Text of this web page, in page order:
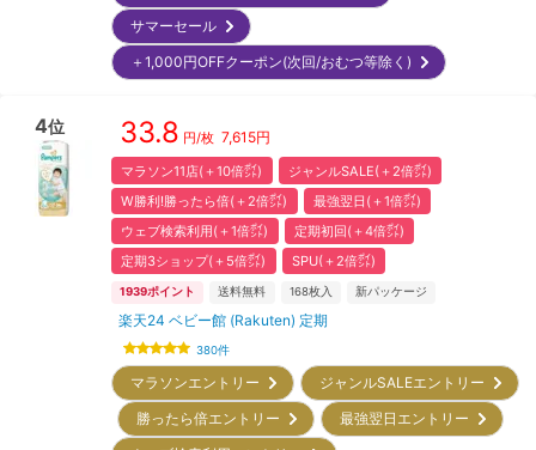
サマーセール
＋1,000円OFFクーポン(次回/おむつ等除く)
4位 33.8 円/枚 7,615円
マラソン11店(＋10倍㌽)
ジャンルSALE(＋2倍㌽)
W勝利!勝ったら倍(＋2倍㌽)
最強翌日(＋1倍㌽)
ウェブ検索利用(＋1倍㌽)
定期初回(＋4倍㌽)
定期3ショップ(＋5倍㌽)
SPU(＋2倍㌽)
1939ポイント 送料無料 168枚入 新パッケージ
楽天24 ベビー館 (Rakuten) 定期
380件
マラソンエントリー
ジャンルSALEエントリー
勝ったら倍エントリー
最強翌日エントリー